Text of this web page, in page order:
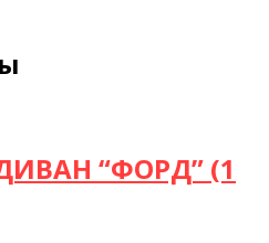
“ФОРД” (1